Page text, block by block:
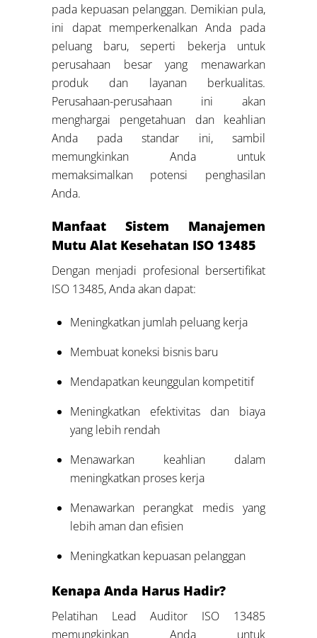
pada kepuasan pelanggan. Demikian pula,
ini dapat memperkenalkan Anda pada
peluang baru, seperti bekerja untuk
perusahaan besar yang menawarkan
produk dan layanan berkualitas.
Perusahaan-perusahaan ini akan
menghargai pengetahuan dan keahlian
Anda pada standar ini, sambil
memungkinkan Anda untuk
memaksimalkan potensi penghasilan
Anda.
Manfaat Sistem Manajemen
Mutu Alat Kesehatan ISO 13485
Dengan menjadi profesional bersertifikat
ISO 13485, Anda akan dapat:
Meningkatkan jumlah peluang kerja
Membuat koneksi bisnis baru
Mendapatkan keunggulan kompetitif
Meningkatkan efektivitas dan biaya
yang lebih rendah
Menawarkan keahlian dalam
meningkatkan proses kerja
Menawarkan perangkat medis yang
lebih aman dan efisien
Meningkatkan kepuasan pelanggan
Kenapa Anda Harus Hadir?
Pelatihan Lead Auditor ISO 13485
memungkinkan Anda untuk